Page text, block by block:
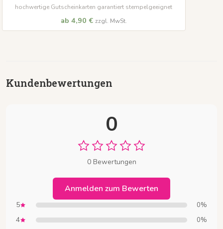
hochwertige Gutscheinkarten garantiert stempelgeeignet
ab 4,90 € zzgl. MwSt.
Kundenbewertungen
0
0 Bewertungen
Anmelden zum Bewerten
5 0%
4 0%